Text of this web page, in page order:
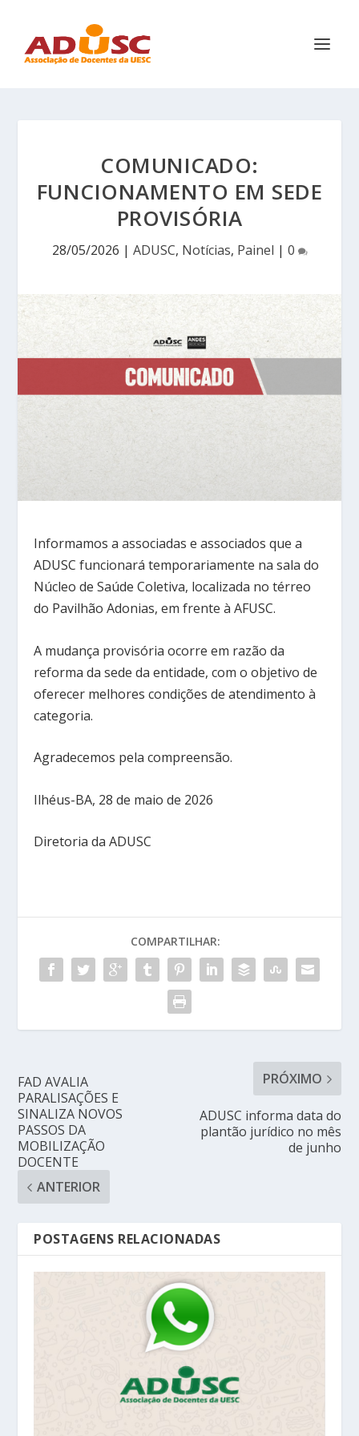
COMUNICADO:
FUNCIONAMENTO EM SEDE
PROVISÓRIA
28/05/2026 | ADUSC, Notícias, Painel | 0
Informamos a associadas e associados que a
ADUSC funcionará temporariamente na sala do
Núcleo de Saúde Coletiva, localizada no térreo
do Pavilhão Adonias, em frente à AFUSC.
A mudança provisória ocorre em razão da
reforma da sede da entidade, com o objetivo de
oferecer melhores condições de atendimento à
categoria.
Agradecemos pela compreensão.
Ilhéus-BA, 28 de maio de 2026
Diretoria da ADUSC
COMPARTILHAR:
FAD AVALIA
PARALISAÇÕES E
SINALIZA NOVOS
PASSOS DA
MOBILIZAÇÃO
DOCENTE
ANTERIOR
PRÓXIMO
ADUSC informa data do
plantão jurídico no mês
de junho
POSTAGENS RELACIONADAS